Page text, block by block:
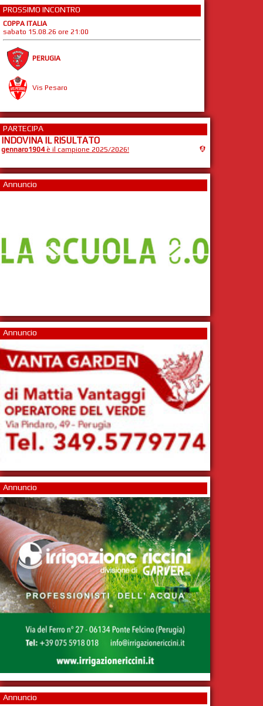
PROSSIMO INCONTRO
COPPA ITALIA
sabato 15.08.26 ore 21:00
PERUGIA
Vis Pesaro
PARTECIPA
INDOVINA IL RISULTATO
gennaro1904è il campione 2025/2026!
Annuncio
Annuncio
Annuncio
Annuncio